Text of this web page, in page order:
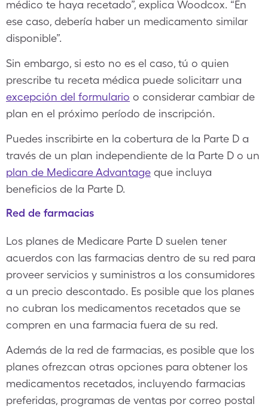
médico te haya recetado”, explica Woodcox. “En
ese caso, debería haber un medicamento similar
disponible”.
Sin embargo, si esto no es el caso, tú o quien
prescribe tu receta médica puede solicitarr una
excepción del formulario o considerar cambiar de
plan en el próximo período de inscripción.
Puedes inscribirte en la cobertura de la Parte D a
través de un plan independiente de la Parte D o un
plan de Medicare Advantage que incluya
beneficios de la Parte D.
Red de farmacias
Los planes de Medicare Parte D suelen tener
acuerdos con las farmacias dentro de su red para
proveer servicios y suministros a los consumidores
a un precio descontado. Es posible que los planes
no cubran los medicamentos recetados que se
compren en una farmacia fuera de su red.
Además de la red de farmacias, es posible que los
planes ofrezcan otras opciones para obtener los
medicamentos recetados, incluyendo farmacias
preferidas, programas de ventas por correo postal